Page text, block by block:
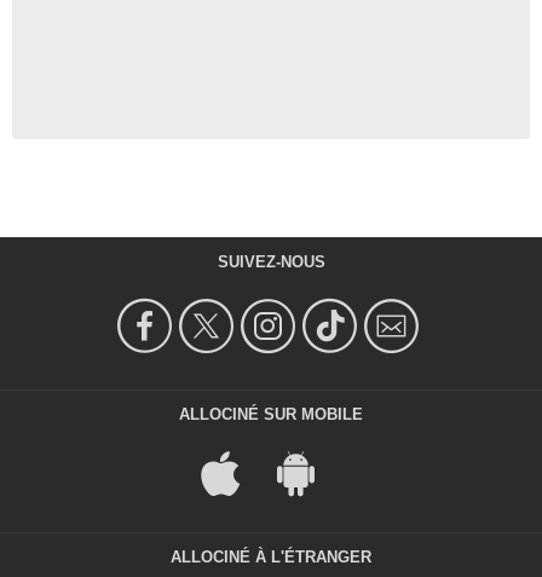
SUIVEZ-NOUS
ALLOCINÉ SUR MOBILE
ALLOCINÉ À L'ÉTRANGER